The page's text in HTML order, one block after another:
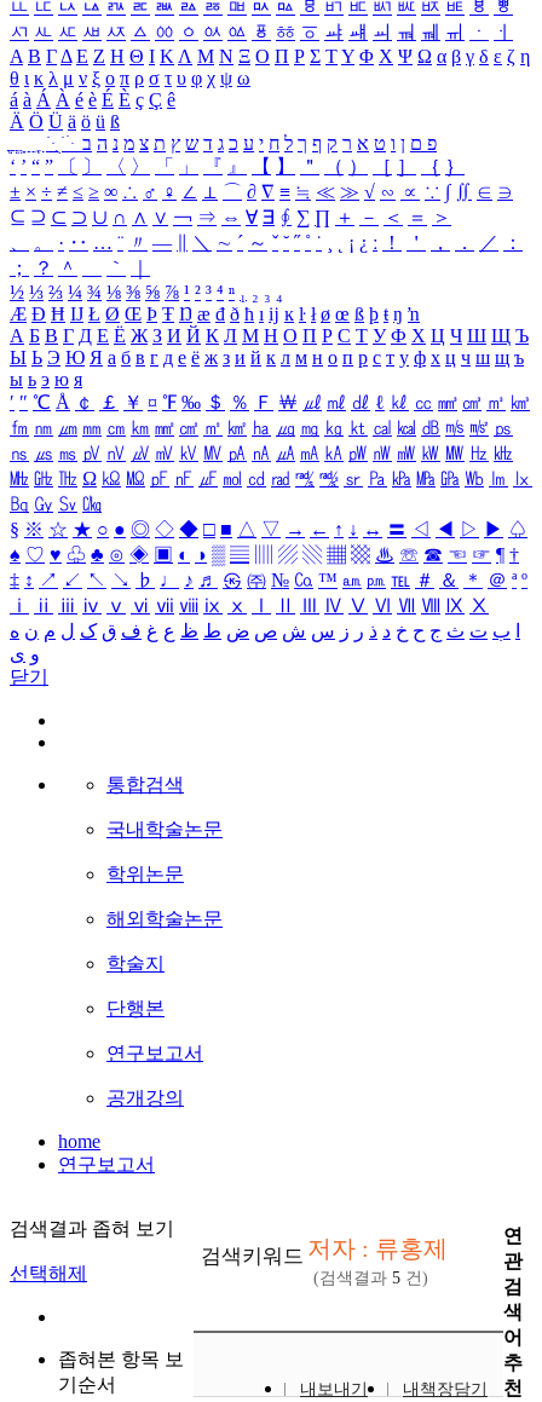
ㅥ ㅦ ㅧ ㅨ ㅩ ㅪ ㅫ ㅬ ㅭ ㅮ ㅯ ㅰ ㅱ ㅲ ㅳ ㅴ ㅵ ㅶ ㅷ ㅸ
ㅹ
ㅺ ㅻ ㅼ ㅽ ㅾ ㅿ ㆀ ㆁ ㆂ ㆃ ㆄ ㆅ ㆆ ㆇ ㆈ ㆉ ㆊ ㆋ ㆌ ㆍ
ㆎ
Α Β ΓΔ Ε Ζ Η Θ Ι ΚΛ Μ Ν Ξ Ο Π Ρ Σ ΤΥ Φ Χ Ψ Ω α β γ δ ε ζ η
θ ι κ λ μ ν ξ ο π ρ σ τ υ φ χ ψ ω
á à Á À é è É È ç Ç ê
Ä Ö Ü ä ö ü ß
ִֶֹ ֻּ ׁׂ פ ם ן ו ט א ר ק ף ך ל ח י ע כ ג ד ש ץ ת צ מ נ ה ב
‘ ’ “ ” 〔 〕 〈 〉 「 」 『 』 【 】 ＂ （ ） ［ ］ ｛ ｝
± × ÷ ≠ ≤ ≥ ∞ ∴ ♂ ♀ ∠ ⊥ ⌒ ∂ ∇ ≡ ≒ ≪ ≫ √ ∽ ∝ ∵ ∫ ∬ ∈ ∋
⊆ ⊇ ⊂ ⊃ ∪ ∩ ∧ ∨ ￢ ⇒ ⇔ ∀ ∃ ∮ ∑ ∏ ＋ － ＜ ＝
＞
、
。 · ‥ … ¨ 〃 ― ＼ ∼ ´ ～ ˇ ˘ ˝ ˚ ˙ ¸ ¡ ¿ ː ！ ＇ ， ． ／
：
；
？ ＾ ｀
½ ⅓ ⅔ ¼ ¾ ⅛ ⅜ ⅝ ⅞ ¹ ² ³ ⁴ ⁿ ₁ ₂ ₃ ₄
Æ Ð Ħ Ĳ Ł Ø Œ Þ Ŧ Ŋ æ đ ð ħ ı ĳ ĸ ŀ ł ø œ ß þ ŧ ŋ ŉ
А Б В Г Д Е Ё Ж З И Й К Л М Н О П Р С Т У Ф Х Ц Ч Ш Щ Ъ
Ы Ь Э Ю Я а б в г д е ё ж з и й к л м н о п р с т у ф х ц ч ш щ ъ
ы ь э ю я
′ ″ ℃ Å ￠ ￡ ￥ ¤ ℉ ‰ ＄ ％ Ｆ ￦ ㎕ ㎖ ㎗ ℓ ㎘ ㏄ ㎣ ㎤ ㎥ ㎦
㎙ ㎚ ㎛ ㎜ ㎝ ㎞ ㎟ ㎠ ㎡ ㎢ ㏊ ㎍ ㎎ ㎏ ㏏ ㎈ ㎉ ㏈ ㎧ ㎨ ㎰
㎱ ㎲ ㎳ ㎴ ㎵ ㎶ ㎷ ㎸ ㎹ ㎀ ㎁ ㎂ ㎃ ㎄ ㎺ ㎻ ㎽ ㎾ ㎿ ㎐ ㎑
㎒ ㎓ ㎔ Ω ㏀ ㏁ ㎊ ㎋ ㎌ ㏖ ㏅ ㎭ ㎮ ㎯ ㏛ ㎩ ㎪ ㎫ ㎬ ㏝ ㏐
㏓
㏃ ㏉ ㏜ ㏆
§ ※ ☆ ★ ○ ● ◎ ◇ ◆ □ ■ △ ▽ → ← ↑ ↓ ↔ 〓 ◁ ◀ ▷ ▶ ♤
♠ ♡ ♥ ♧ ♣ ⊙ ◈ ▣ ◐ ◑ ▒ ▤ ▨ ▧ ▦ ▩ ♨ ☏ ☎ ☜ ☞ ¶ †
‡ ↕ ↗ ↙ ↖ ↘ ♭ ♩ ♪ ♬ ㉿ ㈜ № ㏇ ™ ㏂ ㏘ ℡ ＃ ＆ ＊ ＠ ª º
ⅰ
ⅱ ⅲ ⅳ ⅴ ⅵ ⅶ ⅷ ⅸ ⅹ Ⅳ Ⅴ Ⅵ Ⅶ Ⅷ Ⅸ Ⅹ
ب ت ث ج ح خ د ذ ر ز س ش ص ض ط ظ ع غ ف ق ک ل م ن ه
و ی
닫기
통합검색
국내학술논문
학위논문
해외학술논문
학술지
단행본
연구보고서
공개강의
home
연구보고서
검색결과 좁혀 보기
선택해제
좁혀본 항목 보
기순서
검색키워드 저자 : 류홍제
(검색결과 5 건)
내보내기
내책장담기
연
관
검
색
어
추
천